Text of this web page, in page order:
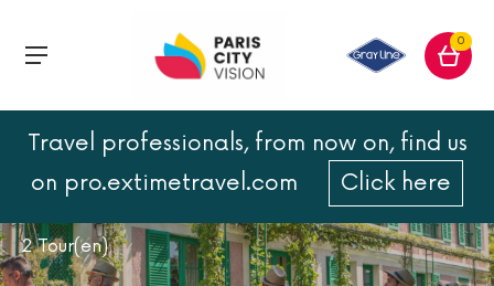
0
Travel professionals, from now on, find us
on pro.extimetravel.com
Click here
Aktivitäten Kultur & Geschichte
Kultur & Geschichte
2 Tour(en)